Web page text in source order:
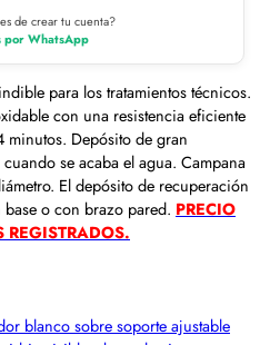
de crear tu cuenta?
por WhatsApp
para los tratamientos técnicos.
con una resistencia eficiente
minutos. Depósito de gran
se acaba el agua. Campana
El depósito de recuperación
o con brazo pared. PRECIO
REGISTRADOS.